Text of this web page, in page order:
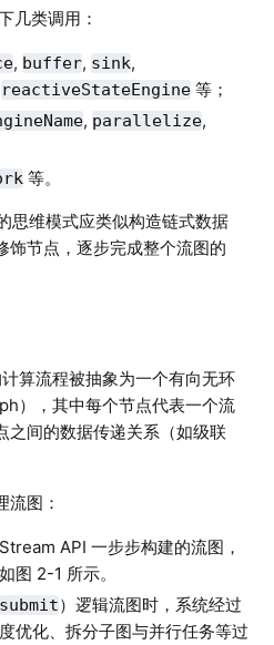
几类调用：
, buffer, sink,
reactiveStateEngine等；
, parallelize,
等。
思维模式应类似构造链式数据
饰节点，逐步完成整个流图的
算流程被抽象为一个有向无环
），其中每个节点代表一个流
之间的数据传递关系（如级联
流图：
API 一步步构建的流图，
图 2-1 所示。
submit）逻辑流图时，系统经过
优化、拆分子图与并行任务等过